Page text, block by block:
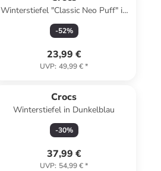
Winterstiefel "Classic Neo Puff" in
Dunkelblau
-52%
23,99 €
UVP: 49,99 €*
Crocs
Winterstiefel in Dunkelblau
-30%
37,99 €
UVP: 54,99 €*